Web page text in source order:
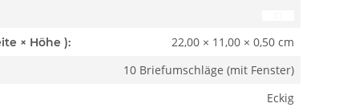
Abmessungen ( Länge × Breite × Höhe ):
22,00 × 11,00 × 0,50 cm
10 Briefumschläge (mit Fenster)
Eckig